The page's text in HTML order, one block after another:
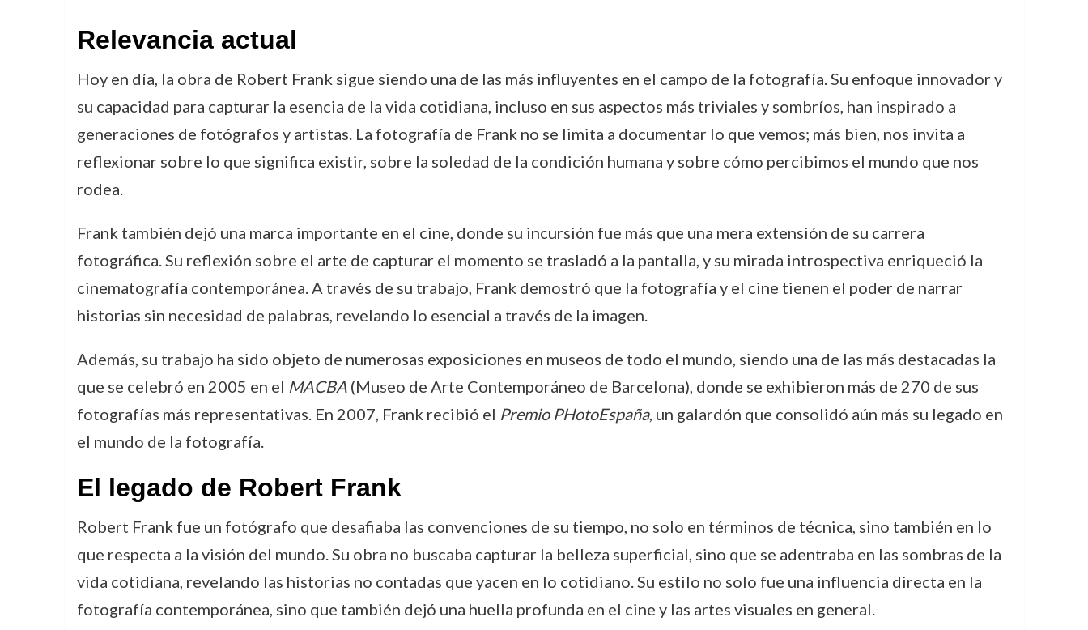
Relevancia actual
Hoy en día, la obra de Robert Frank sigue siendo una de las más influyentes en el campo de la fotografía. Su enfoque innovador y
su capacidad para capturar la esencia de la vida cotidiana, incluso en sus aspectos más triviales y sombríos, han inspirado a
generaciones de fotógrafos y artistas. La fotografía de Frank no se limita a documentar lo que vemos; más bien, nos invita a
reflexionar sobre lo que significa existir, sobre la soledad de la condición humana y sobre cómo percibimos el mundo que nos
rodea.
Frank también dejó una marca importante en el cine, donde su incursión fue más que una mera extensión de su carrera
fotográfica. Su reflexión sobre el arte de capturar el momento se trasladó a la pantalla, y su mirada introspectiva enriqueció la
cinematografía contemporánea. A través de su trabajo, Frank demostró que la fotografía y el cine tienen el poder de narrar
historias sin necesidad de palabras, revelando lo esencial a través de la imagen.
Además, su trabajo ha sido objeto de numerosas exposiciones en museos de todo el mundo, siendo una de las más destacadas la
que se celebró en 2005 en el MACBA(Museo de Arte Contemporáneo de Barcelona), donde se exhibieron más de 270 de sus
fotografías más representativas. En 2007, Frank recibió el Premio PHotoEspaña, un galardón que consolidó aún más su legado en
el mundo de la fotografía.
El legado de Robert Frank
Robert Frank fue un fotógrafo que desafiaba las convenciones de su tiempo, no solo en términos de técnica, sino también en lo
que respecta a la visión del mundo. Su obra no buscaba capturar la belleza superficial, sino que se adentraba en las sombras de la
vida cotidiana, revelando las historias no contadas que yacen en lo cotidiano. Su estilo no solo fue una influencia directa en la
fotografía contemporánea, sino que también dejó una huella profunda en el cine y las artes visuales en general.